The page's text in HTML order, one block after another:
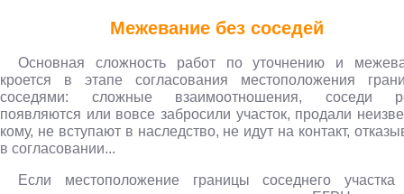
Межевание без соседей
Основная сложность работ по уточнению и
кроется в этапе согласования местоположения
соседями: сложные взаимоотношения, соседи
появляются или вовсе забросили участок, продали
кому, не вступают в наследство, не идут на контакт,
в согласовании...
Если местоположение границы соседнего